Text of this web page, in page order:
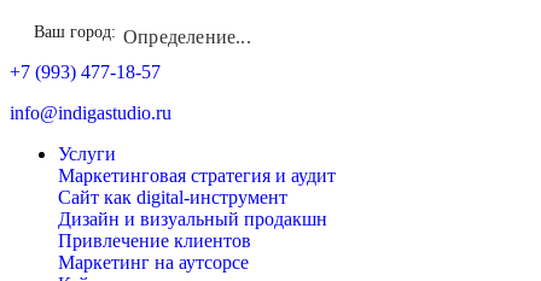
Ваш город: Определение...
+7 (993) 477-18-57
info@indigastudio.ru
Услуги
Маркетинговая стратегия и аудит
Сайт как digital-инструмент
Дизайн и визуальный продакшн
Привлечение клиентов
Маркетинг на аутсорсе